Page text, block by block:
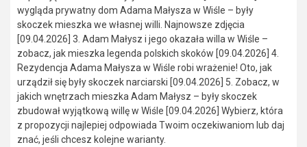
wygląda prywatny dom Adama Małysza w Wiśle – były
skoczek mieszka we własnej willi. Najnowsze zdjęcia
[09.04.2026] 3. Adam Małysz i jego okazała willa w Wiśle –
zobacz, jak mieszka legenda polskich skoków [09.04.2026] 4.
Rezydencja Adama Małysza w Wiśle robi wrażenie! Oto, jak
urządził się były skoczek narciarski [09.04.2026] 5. Zobacz, w
jakich wnętrzach mieszka Adam Małysz – były skoczek
zbudował wyjątkową willę w Wiśle [09.04.2026] Wybierz, która
z propozycji najlepiej odpowiada Twoim oczekiwaniom lub daj
znać, jeśli chcesz kolejne warianty.